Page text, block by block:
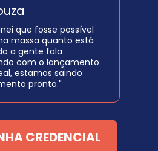
que fosse possível
massa quanto está
a gente fala
com o lançamento
estamos saindo
pronto."
CREDENCIAL